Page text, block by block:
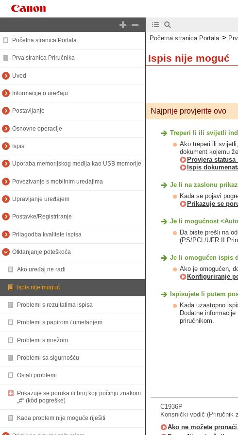
Početna stranica Portala
Prva stranica Priručnika
Uvod
Informacije o uređaju
Postavljanje
Osnovne operacije
Ispis
Uporaba memorijskog medija kao USB memorije
Povezivanje s mobilnim uređajima
Upravljanje uređajem
Postavke/Registriranje
Prilagodba kvalitete ispisa
Otklanjanje poteškoća
Ako uređaj ne radi
Ispis nije moguć
Problemi s rezultatima ispisa
Problemi s papirom / umetanjem
Problemi s mrežom
Problemi sa sigurnošću
Ostali problemi
Prikazuje se poruka ili broj koji počinju znakom
„#“ (kôd pogreške)
Kada problem nije moguće riješiti
Početna stranica Portala >
Ispis nije moguć
Najprije provjerite ovo
Treperi li ili svijetli
Ako treperi ili
dokument kojemu
Provjera
Ispis
Je li na zaslonu
Kada se pojavi
Prikazuje se
Je li mogućnost
Da biste prešli na
(PS/PCL/UFR II
Je li omogućen ispis
Ako je omogućen,
Konfiguriranje
Ispisujete li putem
Kada uzastopno
Dodatne
priručnikom.
C1936P
Korisnički vodič (Priručnik
Ako ne možete